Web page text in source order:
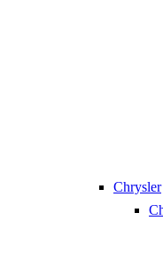
Chrysler